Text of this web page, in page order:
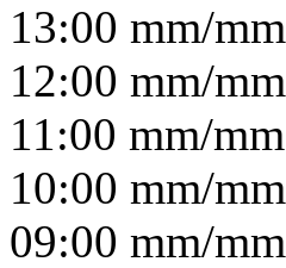
13:00 mm/mm
12:00 mm/mm
11:00 mm/mm
10:00 mm/mm
09:00 mm/mm